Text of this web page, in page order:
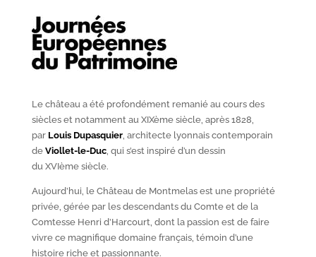
Le château a été profondément remanié au cours des
siècles et notamment au XIXèmesiècle, après 1828,
par Louis Dupasquier, architecte lyonnais contemporain
de Viollet-le-Duc, qui s’est inspiré d’un dessin
du XVIèmesiècle.
Aujourd’hui, le Château de Montmelas est une propriété
privée, gérée par les descendants du Comte et de la
Comtesse Henri d’Harcourt, dont la passion est de faire
vivre ce magnifique domaine français, témoin d’une
histoire riche et passionnante.